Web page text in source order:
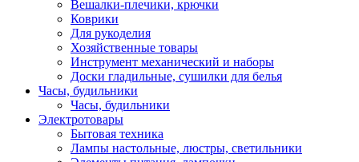
Вешалки-плечики, крючки
Коврики
Для рукоделия
Хозяйственные товары
Инструмент механический и наборы
Доски гладильные, сушилки для белья
Часы, будильники
Часы, будильники
Электротовары
Бытовая техника
Лампы настольные, люстры, светильники